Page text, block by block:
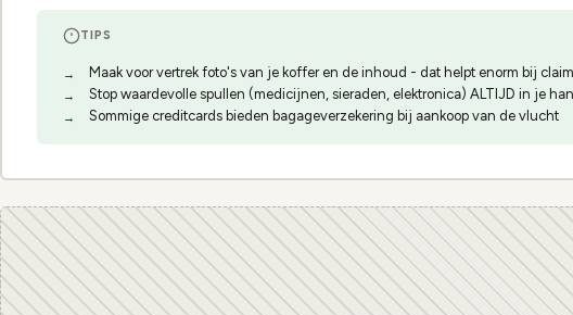
TIPS
Maak voor vertrek foto's van je koffer en de inhoud - dat helpt enorm bij
Stop waardevolle spullen (medicijnen, sieraden, elektronica) ALTIJD in je
Sommige creditcards bieden bagageverzekering bij aankoop van de vlucht